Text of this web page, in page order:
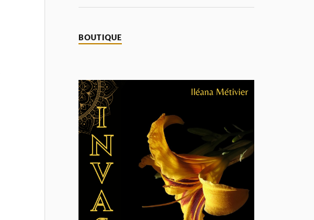
BOUTIQUE